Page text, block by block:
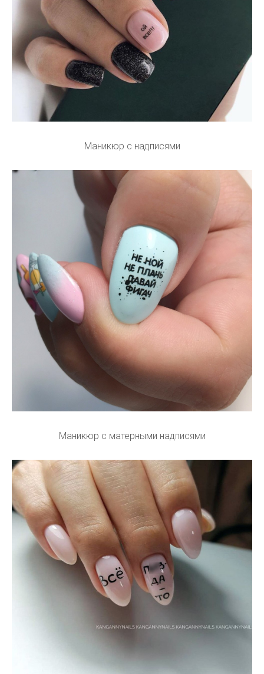
Маникюр с надписями
Маникюр с матерными надписями